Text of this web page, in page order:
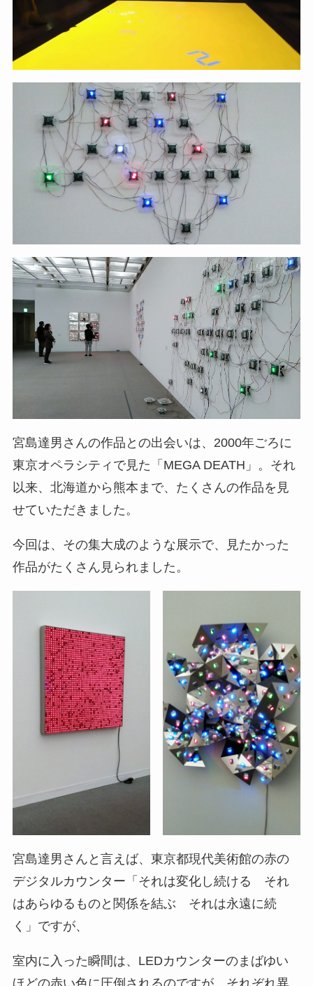
宮島達男さんの作品との出会いは、2000年ごろに
東京オペラシティで見た「MEGA DEATH」。それ
以来、北海道から熊本まで、たくさんの作品を見
せていただきました。
今回は、その集大成のような展示で、見たかった
作品がたくさん見られました。
宮島達男さんと言えば、東京都現代美術館の赤の
デジタルカウンター「それは変化し続ける それ
はあらゆるものと関係を結ぶ それは永遠に続
く」ですが、
室内に入った瞬間は、LEDカウンターのまばゆい
ほどの赤い色に圧倒されるのですが、それぞれ異